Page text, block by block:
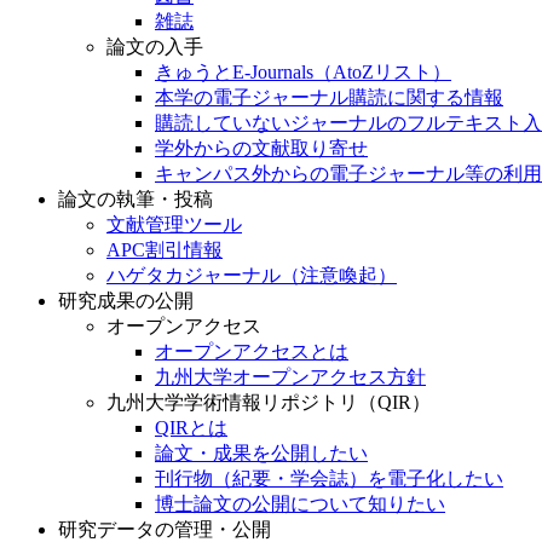
雑誌
論文の入手
きゅうとE-Journals（AtoZリスト）
本学の電子ジャーナル購読に関する情報
購読していないジャーナルのフルテキスト
学外からの文献取り寄せ
キャンパス外からの電子ジャーナル等の利用
論文の執筆・投稿
文献管理ツール
APC割引情報
ハゲタカジャーナル（注意喚起）
研究成果の公開
オープンアクセス
オープンアクセスとは
九州大学オープンアクセス方針
九州大学学術情報リポジトリ（QIR）
QIRとは
論文・成果を公開したい
刊行物（紀要・学会誌）を電子化したい
博士論文の公開について知りたい
研究データの管理・公開